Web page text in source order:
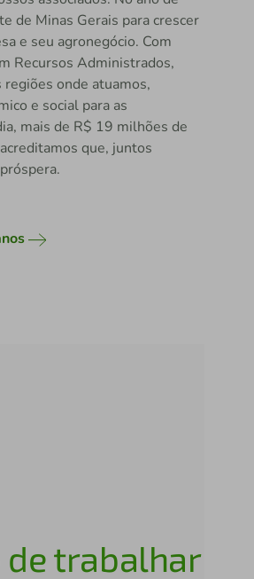
de Minas Gerais para crescer
e seu agronegócio. Com
Recursos Administrados,
onde atuamos,
e social para as
mais de R$ 19 milhões de
que, juntos
de trabalhar